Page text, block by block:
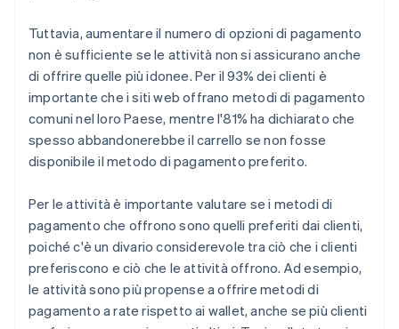
Tuttavia, aumentare il numero di opzioni di pagamento
non è sufficiente se le attività non si assicurano anche
di offrire quelle più idonee. Per il 93% dei clienti è
importante che i siti web offrano metodi di pagamento
comuni nel loro Paese, mentre l'81% ha dichiarato che
spesso abbandonerebbe il carrello se non fosse
disponibile il metodo di pagamento preferito.
Per le attività è importante valutare se i metodi di
pagamento che offrono sono quelli preferiti dai clienti,
poiché c'è un divario considerevole tra ciò che i clienti
preferiscono e ciò che le attività offrono. Ad esempio,
le attività sono più propense a offrire metodi di
pagamento a rate rispetto ai wallet, anche se più clienti